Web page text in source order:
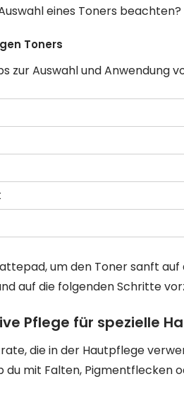
eines Toners beachten?
Toners
zur Auswahl und Anwendung
um den Toner sanft
auf die folgenden Schritte
Pflege für spezielle
die in der Hautpflege
du mit Falten, Pigmentflecken